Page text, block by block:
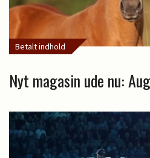
Betalt indhold
Nyt magasin ude nu: